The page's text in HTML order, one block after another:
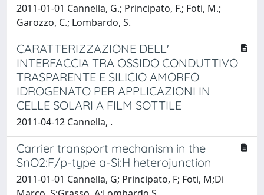
2011-01-01 Cannella, G.; Principato, F.; Foti, M.;
Garozzo, C.; Lombardo, S.
CARATTERIZZAZIONE DELL'
INTERFACCIA TRA OSSIDO CONDUTTIVO
TRASPARENTE E SILICIO AMORFO
IDROGENATO PER APPLICAZIONI IN
CELLE SOLARI A FILM SOTTILE
2011-04-12 Cannella, .
Carrier transport mechanism in the
SnO2:F/p-type a-Si:H heterojunction
2011-01-01 Cannella, G; Principato, F; Foti, M;Di